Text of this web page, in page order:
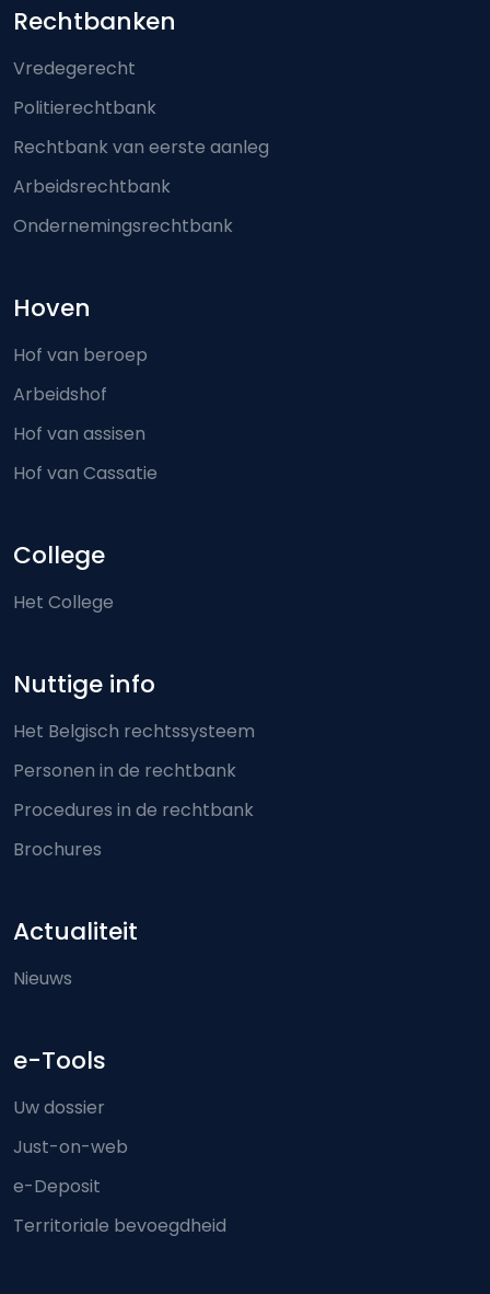
Footer-menu
Rechtbanken
Vredegerecht
Politierechtbank
Rechtbank van eerste aanleg
Arbeidsrechtbank
Ondernemingsrechtbank
Hoven
Hof van beroep
Arbeidshof
Hof van assisen
Hof van Cassatie
College
Het College
Nuttige info
Het Belgisch rechtssysteem
Personen in de rechtbank
Procedures in de rechtbank
Brochures
Actualiteit
Nieuws
e-Tools
Uw dossier
Just-on-web
e-Deposit
Territoriale bevoegdheid